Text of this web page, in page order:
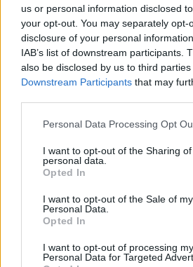
us or personal information disclosed
your opt-out. You may separately opt-
disclosure of your personal
IAB’s list of downstream participants.
also be disclosed by us to third
Downstream Participants that may
Please note that this website/app
not limited to your visit or usage
grant or deny consent to Google and
use your data for below specified
consent section.
Personal Data Processing Opt
I want to opt-out of the Sharing
personal data.
Opted In
I want to opt-out of the Sale of my
Personal Data.
Opted In
I want to opt-out of processing my
Personal Data for Targeted
Curso de verano de la
Rioja finaliza con
gastronómica